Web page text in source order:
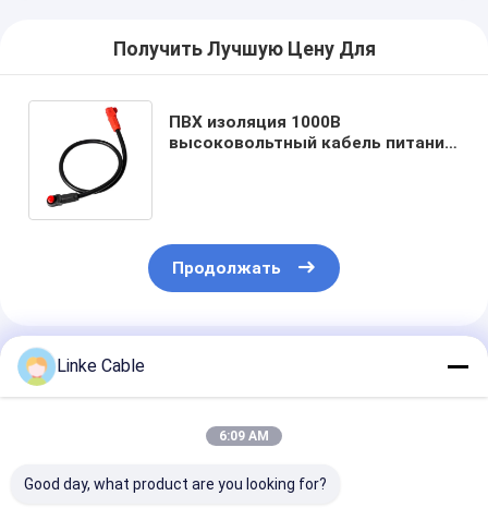
Получить Лучшую Цену Для
ПВХ изоляция 1000В
высоковольтный кабель питания
Продолжать
Порекомендованные Продукты
Linke Cable
6:09 AM
Good day, what product are you looking for?